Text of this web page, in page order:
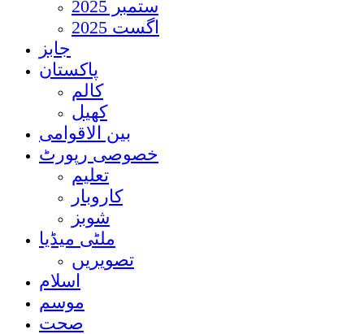
ستمبر 2025
اگست 2025
جابز
پاکستان
کالم
کھیل
بین الاقوامی
خصوصی رپورٹ
تعلیم
کاروبار
شوبز
ملٹی میڈیا
تصویریں
اسلام
موسم
صحت